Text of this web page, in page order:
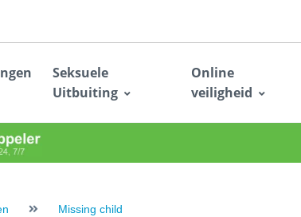
Seksuele
Uitbuiting
Online
veiligheid
Missing child